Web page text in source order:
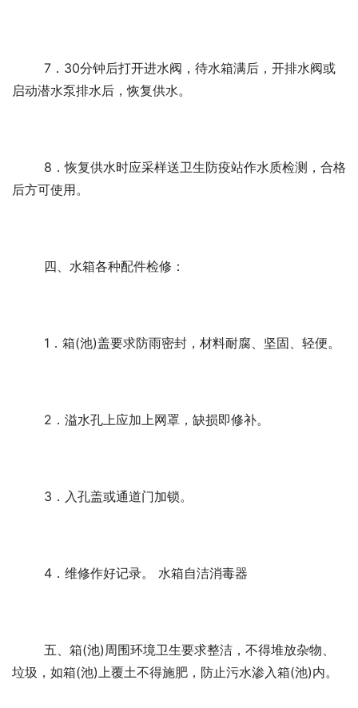
启动潜水泵排水后，恢复供水。
后方可使用。
	四、水箱各种配件检修：
	1．箱(池)盖要求防雨密封，材料耐腐、坚固、轻便。
	2．溢水孔上应加上网罩，缺损即修补。
	3．入孔盖或通道门加锁。
	4．维修作好记录。 水箱自洁消毒器
垃圾，如箱(池)上覆土不得施肥，防止污水渗入箱(池)内。